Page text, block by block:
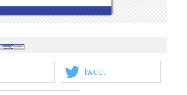
tweet